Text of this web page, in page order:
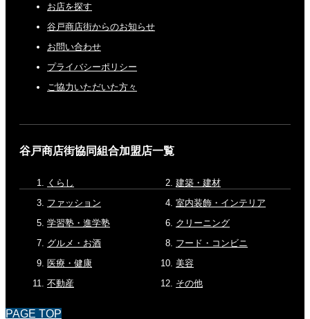
お店を探す
谷戸商店街からのお知らせ
お問い合わせ
プライバシーポリシー
ご協力いただいた方々
谷戸商店街協同組合加盟店一覧
くらし
建築・建材
ファッション
室内装飾・インテリア
学習塾・進学塾
クリーニング
グルメ・お酒
フード・コンビニ
医療・健康
美容
不動産
その他
PAGE TOP